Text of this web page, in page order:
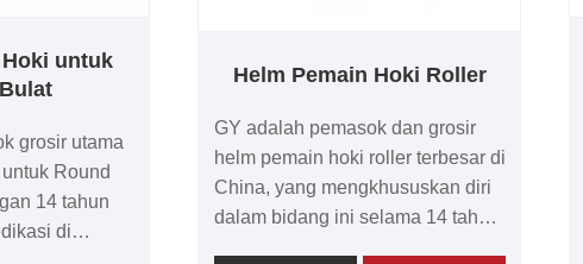
untuk
grosir utama
Round
14 tahun
di
Helm Pemain Hoki Roller
GY adalah pemasok dan grosir
helm pemain hoki roller terbesar di
China, yang mengkhususkan diri
dalam bidang ini selama 14 tahun.